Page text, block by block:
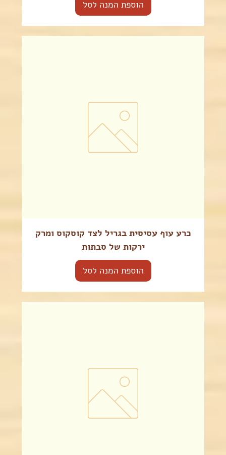
הוספת המנה לסל
כרע עוף עסיסית בגריל לצד קוסקוס ומרק
ירקות של סבתות
הוספת המנה לסל